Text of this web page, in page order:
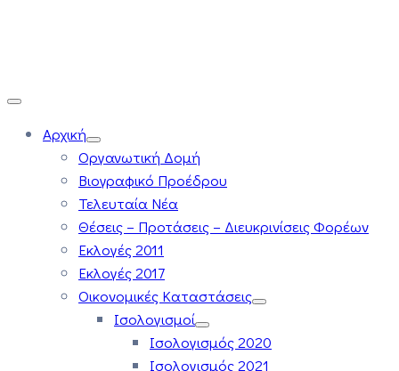
Αρχική
Οργανωτική Δομή
Βιογραφικό Προέδρου
Τελευταία Νέα
Θέσεις – Προτάσεις – Διευκρινίσεις Φορέων
Εκλογές 2011
Εκλογές 2017
Οικονομικές Καταστάσεις
Ισολογισμοί
Ισολογισμός 2020
Ισολογισμός 2021